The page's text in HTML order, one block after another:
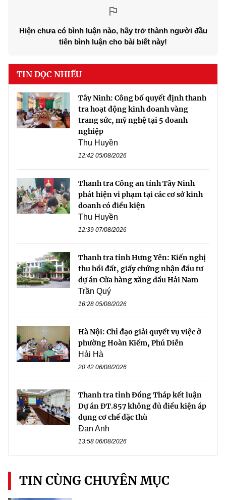
Hiện chưa có bình luận nào, hãy trở thành người đầu
tiên bình luận cho bài biết này!
TIN ĐỌC NHIỀU
Tây Ninh: Công bố quyết định thanh
tra hoạt động kinh doanh vàng
trang sức, mỹ nghệ tại 5 doanh
nghiệp
Thu Huyền
12:42 05/08/2026
Thanh tra Công an tỉnh Tây Ninh
phát hiện vi phạm tại các cơ sở kinh
doanh có điều kiện
Thu Huyền
12:39 07/08/2026
Thanh tra tỉnh Hưng Yên: Kiến nghị
thu hồi đất, giấy chứng nhận đầu tư
dự án Cửa hàng xăng dầu Hải Nam
Trần Quý
16:28 05/08/2026
Hà Nội: Chỉ đạo giải quyết vụ việc ở
phường Hoàn Kiếm, Phú Diễn
Hải Hà
20:42 06/08/2026
Thanh tra tỉnh Đồng Tháp kết luận
Dự án ĐT.857 không đủ điều kiện áp
dụng cơ chế đặc thù
Đan Anh
13:58 06/08/2026
TIN CÙNG CHUYÊN MỤC